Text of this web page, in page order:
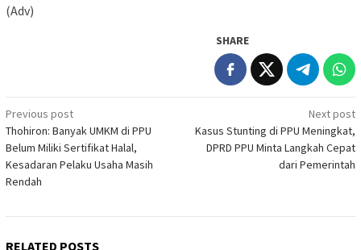
(Adv)
SHARE
Post
navigation
Previous post
Thohiron: Banyak UMKM di PPU
Belum Miliki Sertifikat Halal,
Kesadaran Pelaku Usaha Masih
Rendah
Next post
Kasus Stunting di PPU Meningkat,
DPRD PPU Minta Langkah Cepat
dari Pemerintah
RELATED POSTS